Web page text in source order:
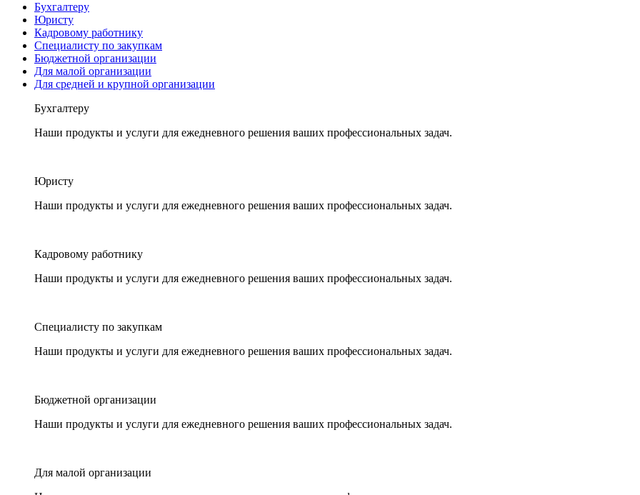
Бухгалтеру
Юристу
Кадровому работнику
Специалисту по закупкам
Бюджетной организации
Для малой организации
Для средней и крупной организации
Бухгалтеру
Наши продукты и услуги для ежедневного решения ваших профессиональных задач.
Юристу
Наши продукты и услуги для ежедневного решения ваших профессиональных задач.
Кадровому работнику
Наши продукты и услуги для ежедневного решения ваших профессиональных задач.
Специалисту по закупкам
Наши продукты и услуги для ежедневного решения ваших профессиональных задач.
Бюджетной организации
Наши продукты и услуги для ежедневного решения ваших профессиональных задач.
Для малой организации